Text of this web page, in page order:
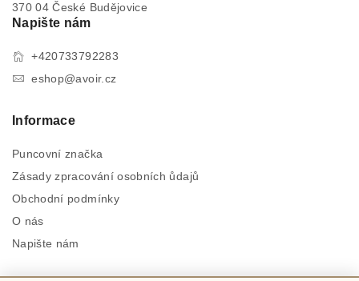
370 04 České Budějovice
Napište nám
+420733792283
eshop@avoir.cz
Informace
Puncovní značka
Zásady zpracování osobních ůdajů
Obchodní podmínky
O nás
Napište nám